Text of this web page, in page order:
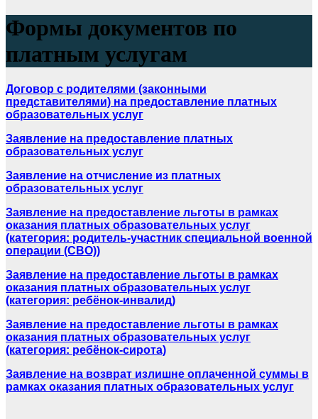
Формы документов по
платным услугам
Договор с родителями (законными
представителями) на предоставление платных
образовательных услуг
Заявление на предоставление платных
образовательных услуг
Заявление на отчисление из платных
образовательных услуг
Заявление на предоставление льготы в рамках
оказания платных образовательных услуг
(категория: родитель-участник специальной военной
операции (СВО))
Заявление на предоставление льготы в рамках
оказания платных образовательных услуг
(категория: ребёнок-инвалид)
Заявление на предоставление льготы в рамках
оказания платных образовательных услуг
(категория: ребёнок-сирота)
Заявление на возврат излишне оплаченной суммы в
рамках оказания платных образовательных услуг